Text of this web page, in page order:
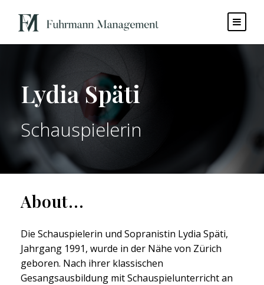
Lydia Späti
Schauspielerin
About...
Die Schauspielerin und Sopranistin Lydia Späti,
Jahrgang 1991, wurde in der Nähe von Zürich
geboren. Nach ihrer klassischen
Gesangsausbildung mit Schauspielunterricht an